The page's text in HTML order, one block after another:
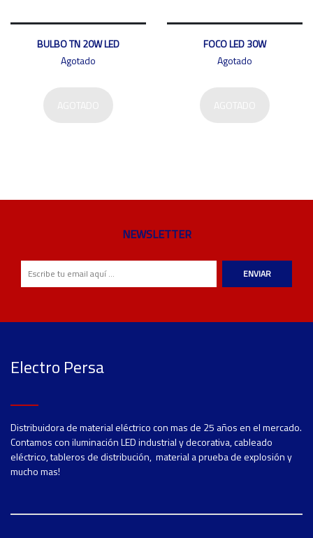
BULBO TN 20W LED
Agotado
FOCO LED 30W
Agotado
NEWSLETTER
ENVIAR
Electro Persa
Distribuidora de material eléctrico con mas de 25 años en el mercado.
Contamos con iluminación LED industrial y decorativa, cableado
eléctrico, tableros de distribución, material a prueba de explosión y
mucho mas!